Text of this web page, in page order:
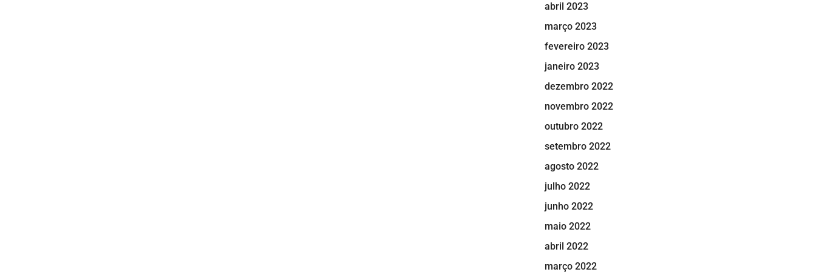
abril 2023
março 2023
fevereiro 2023
janeiro 2023
dezembro 2022
novembro 2022
outubro 2022
setembro 2022
agosto 2022
julho 2022
junho 2022
maio 2022
abril 2022
março 2022